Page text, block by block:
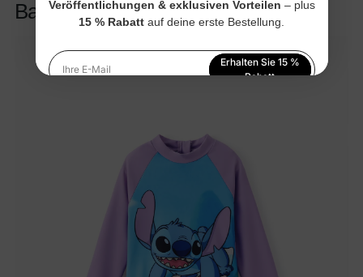
Badeanzug
Veröffentlichungen & exklusiven Vorteilen – plus
15 % Rabatt auf deine erste Bestellung.
Ihre E-Mail
Erhalten Sie 15 %
Rabatt